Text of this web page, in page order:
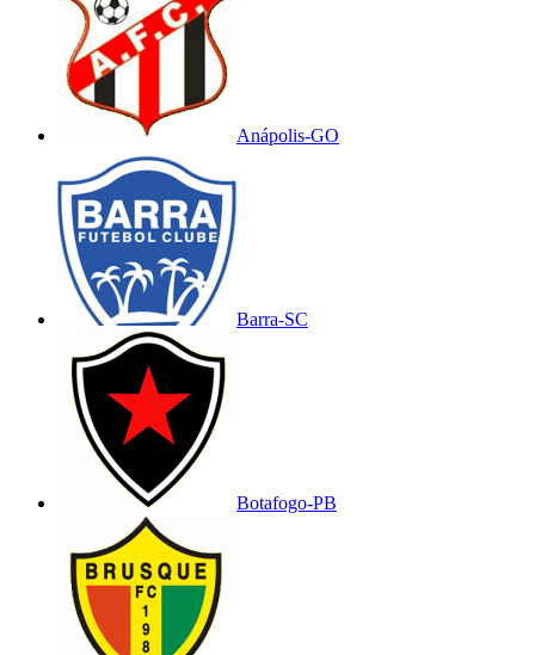
Anápolis-GO
Barra-SC
Botafogo-PB